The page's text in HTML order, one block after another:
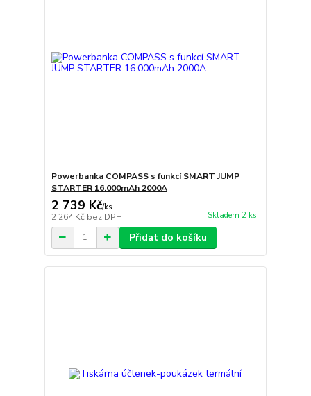
Powerbanka COMPASS s funkcí SMART JUMP
STARTER 16.000mAh 2000A
2 739 Kč/ks
2 264 Kč bez DPH Skladem 2 ks
Přidat do košíku